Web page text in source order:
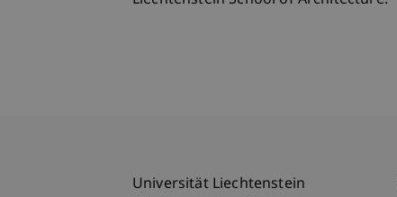
Universität Liechtenstein